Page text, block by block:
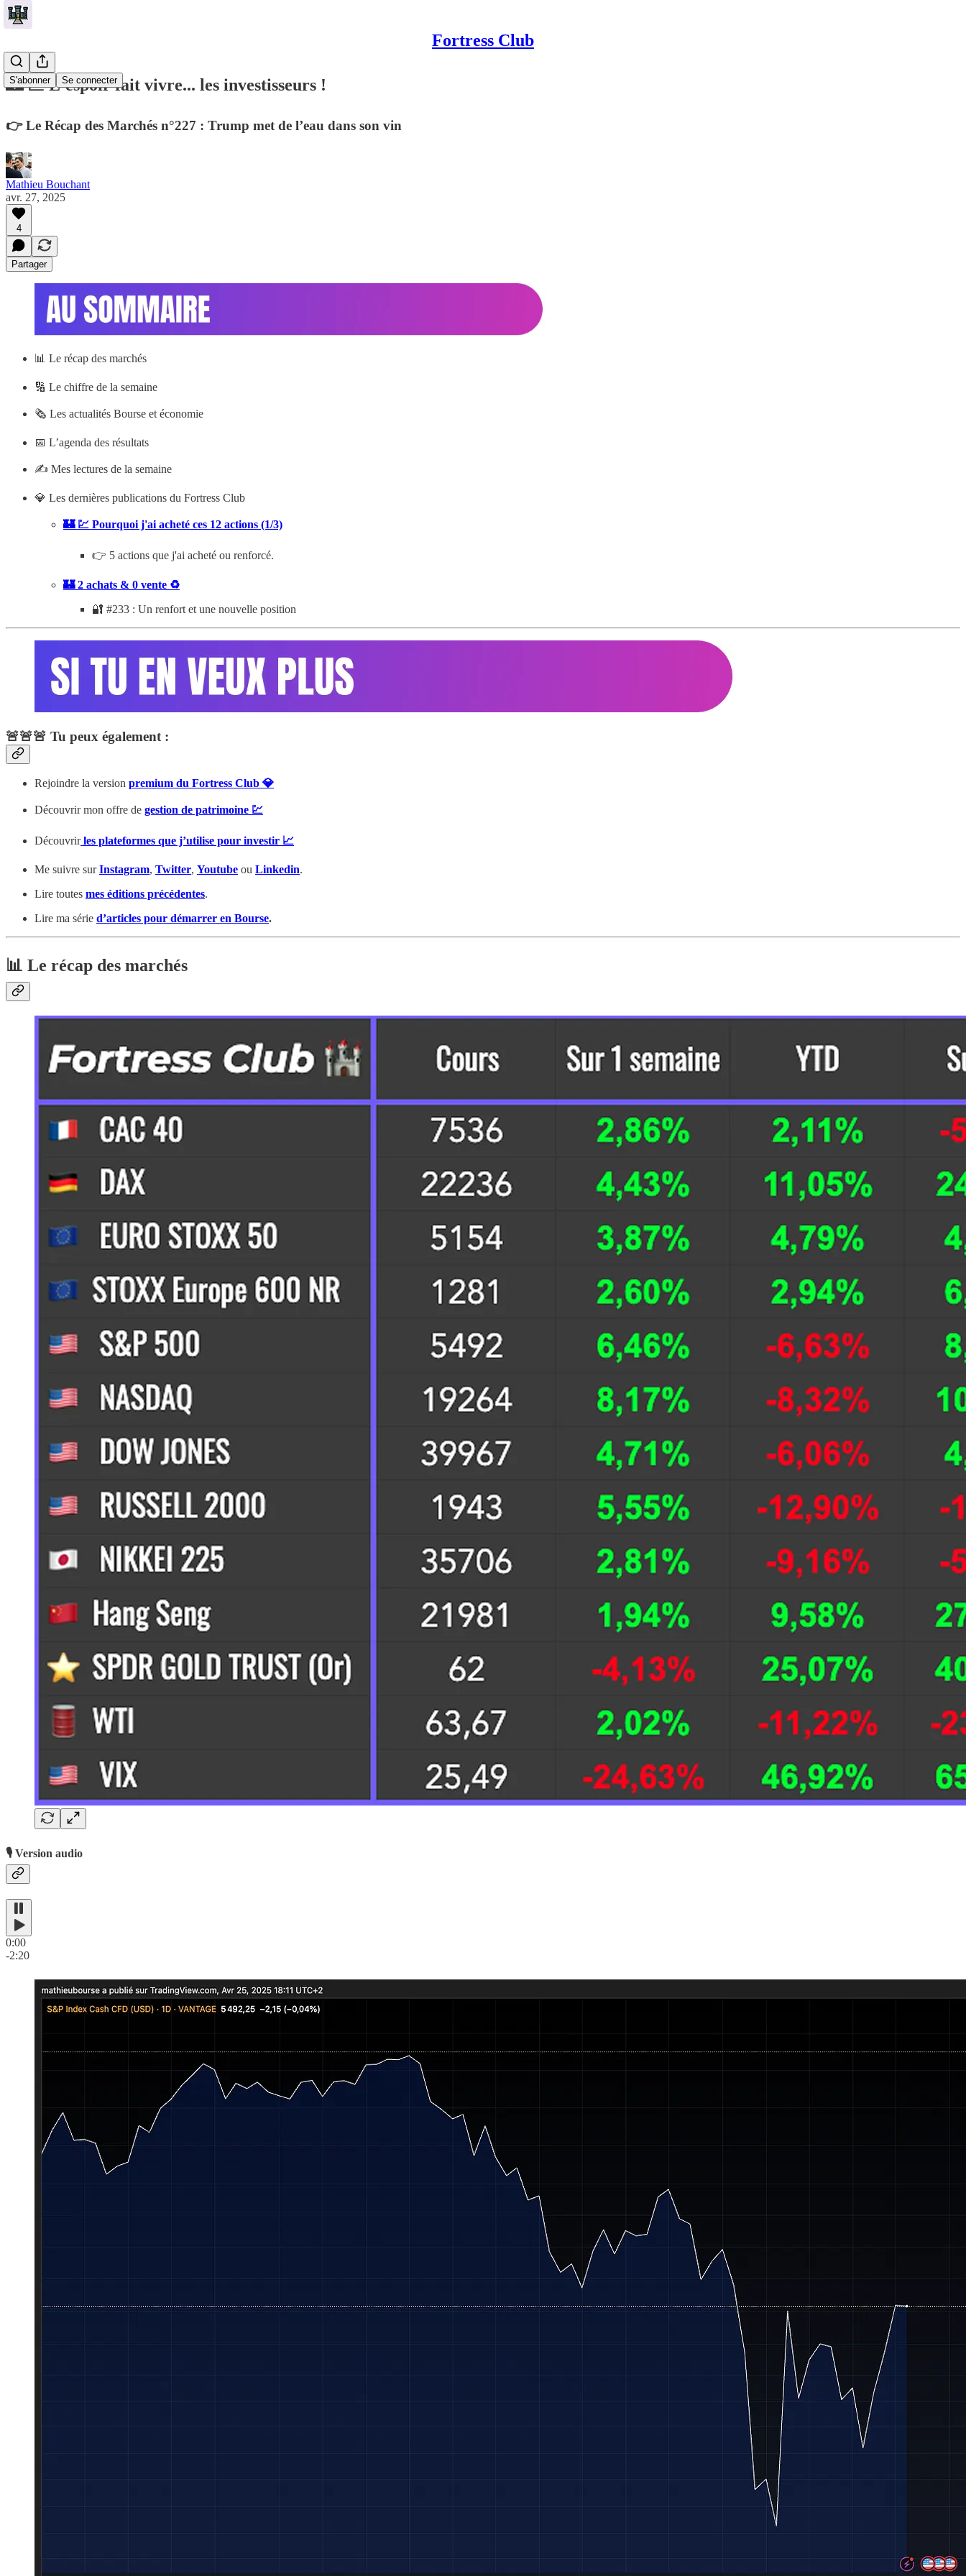
Fortress Club
S'abonner Se connecter
🏰 💹 L'espoir fait vivre... les investisseurs !
👉 Le Récap des Marchés n°227 : Trump met de l’eau dans son vin
Mathieu Bouchant
avr. 27, 2025
4
Partager
📊 Le récap des marchés
🔢 Le chiffre de la semaine
🗞️ Les actualités Bourse et économie
📅 L’agenda des résultats
✍️ Mes lectures de la semaine
💎 Les dernières publications du Fortress Club
🏰 💹 Pourquoi j'ai acheté ces 12 actions (1/3)
👉 5 actions que j'ai acheté ou renforcé.
🏰 2 achats & 0 vente ♻️
🔐 #233 : Un renfort et une nouvelle position
🚨🚨🚨 Tu peux également :
Rejoindre la version premium du Fortress Club 💎
Découvrir mon offre de gestion de patrimoine 💹
Découvrirles plateformes que j’utilise pour investir 📈
Me suivre surInstagram, Twitter, Youtube ou Linkedin.
Lire toutes mes éditions précédentes.
Lire ma série d’articles pour démarrer en Bourse.
📊 Le récap des marchés
🎙️ Version audio
0:00
-2:20